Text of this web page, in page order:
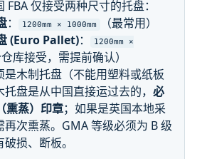
FBA 仅接受两种尺寸的托盘：
： 1200mm × 1000mm
（最常用）
(Euro Pallet)：
1200mm ×
仓库接受，需提前确认）
是木制托盘（不能用塑料或纸板
托盘是从中国直接运过去的，必
熏蒸）印章；如果是英国本地采
再次熏蒸。GMA 等级必须为 B 级
损、断板。